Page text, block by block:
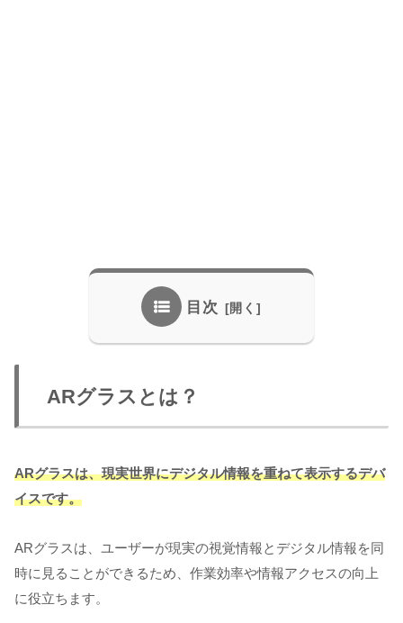
目次
ARグラスとは？
ARグラスは、現実世界にデジタル情報を重ねて表示するデバ
イスです。
ARグラスは、ユーザーが現実の視覚情報とデジタル情報を同
時に見ることができるため、作業効率や情報アクセスの向上
に役立ちます。